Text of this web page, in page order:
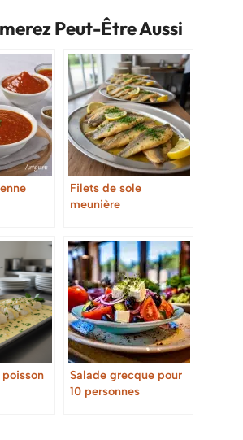
Peut-Être Aussi
Filets de sole
meunière
Salade grecque pour
10 personnes